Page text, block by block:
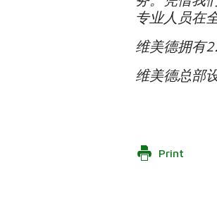
专业人员在
维美德拥有
维美德总部
Print